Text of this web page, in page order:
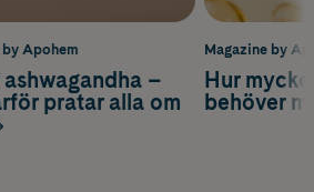
Magazine by
Hur
behöver
by Apohem
ashwagandha –
pratar alla om